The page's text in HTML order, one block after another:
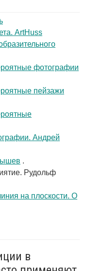
ArtHuss
фотографии
пейзажи
Андрей
.
Рудольф
на плоскости. О
в